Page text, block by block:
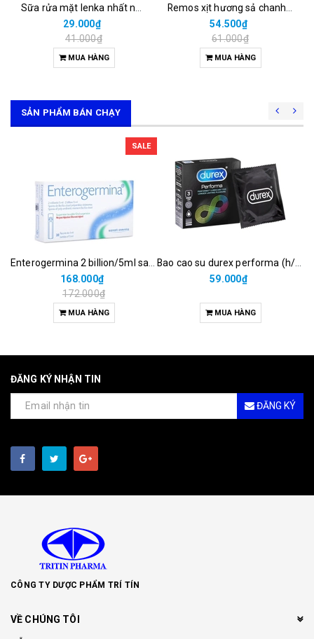
29.000₫
41.000₫
MUA HÀNG
54.500₫
61.000₫
MUA HÀNG
SẢN PHẨM BÁN CHẠY
SALE
168.000₫
172.000₫
MUA HÀNG
59.000₫
MUA HÀNG
ĐĂNG KÝ NHẬN TIN
ĐĂNG KÝ
CÔNG TY DƯỢC PHẨM TRÍ TÍN
VỀ CHÚNG TÔI